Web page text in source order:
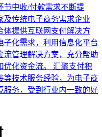
节中收/付款需求不断提
及传统电子商务需求企业
体提供互联网支付解决方
子化需求，利用信息化平台
流管理解决方案，充分帮助
优化资金流。 汇聚支付积
等技术服务经验，为电子商
服务，受到行业内一致的好